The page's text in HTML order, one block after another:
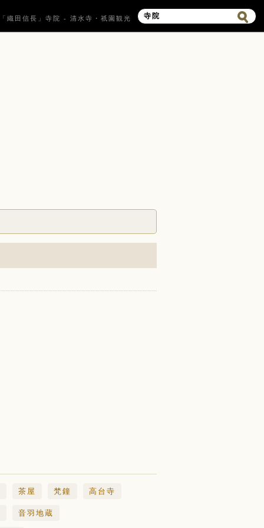
「織田信長」寺院 - 清水寺・祇園観光
茶屋 梵鐘 高台寺
音羽地蔵